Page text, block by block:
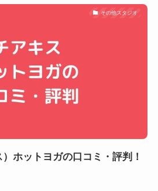
その他スタジオ
ホットヨガの口コミ・評判！